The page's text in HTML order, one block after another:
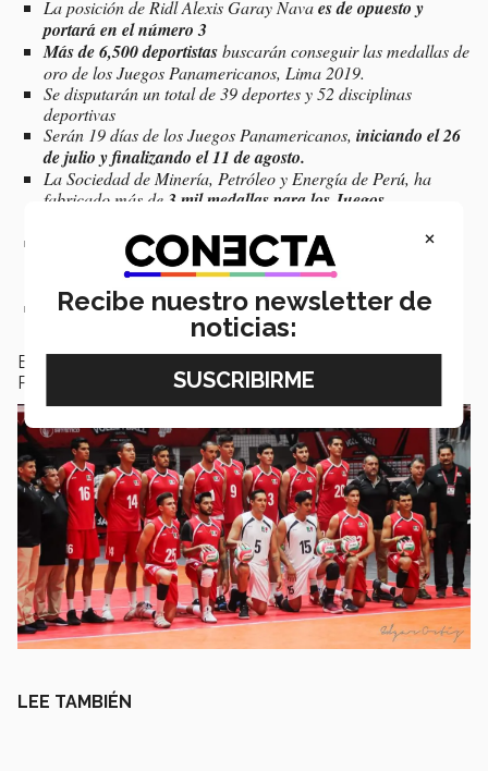
La posición de Ridl Alexis Garay Navaes de opuesto y
portará en el número 3
Más de 6,500 deportistasbuscarán conseguir las medallas de
oro de los Juegos Panamericanos, Lima 2019.
Se disputarán un total de 39 deportes y 52 disciplinas
deportivas
Serán 19 días de los Juegos Panamericanos, iniciando el 26
de julio y finalizando el 11 de agosto.
La Sociedad de Minería, Petróleo y Energía de Perú, ha
fabricado más de 3 mil medallas para los Juegos
La delegación mexicana que competirá en los
Panamericanos de Lima 2019, quedó integrada por 543
deportistas. 296 hombres y 247 mujeres.
El equipo representativo de voleibol varoniltendrá su
participación del 31 de julio al 04 de agosto.
El sitio web oficial de la edición XVIII de los Juegos
Panamericanos es: https://www.lima2019.pe/
LEE TAMBIÉN
×
Recibe nuestro newsletter de
noticias: